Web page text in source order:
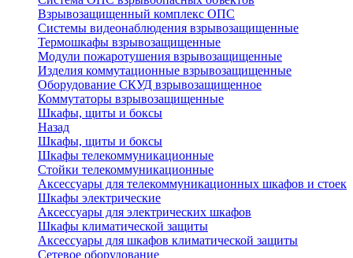
Взрывозащищенный комплекс ОПС
Системы видеонаблюдения взрывозащищенные
Термошкафы взрывозащищенные
Модули пожаротушения взрывозащищенные
Изделия коммутационные взрывозащищенные
Оборудование СКУД взрывозащищенное
Коммутаторы взрывозащищенные
Шкафы, щиты и боксы
Назад
Шкафы, щиты и боксы
Шкафы телекоммуникационные
Стойки телекоммуникационные
Аксессуары для телекоммуникационных шкафов и стоек
Шкафы электрические
Аксессуары для электрических шкафов
Шкафы климатической защиты
Аксессуары для шкафов климатической защиты
Сетевое оборудование